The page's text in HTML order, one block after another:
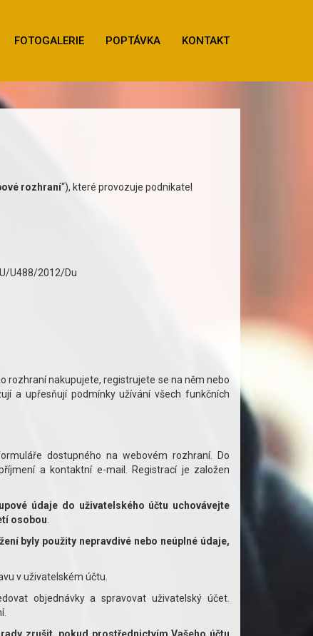
FOTOGALERIE POPTÁVKA KONTAKT
rozhraní“), které provozuje podnikatel
U488/2012/Du
rozhraní nakupujete, registrujete se na něm nebo
a upřesňují podmínky užívání všech funkčních
dostupného na webovém rozhraní. Do
a kontaktní e-mail. Registrací je založen
údaje do uživatelského účtu uchovávejte
osobou
byly použity nepravdivé nebo neúplné údaje,
v uživatelském účtu.
objednávky a spravovat uživatelský účet.